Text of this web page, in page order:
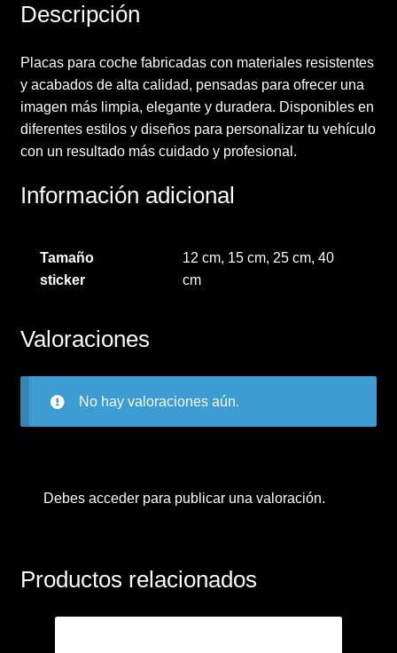
Descripción
Placas para coche fabricadas con materiales resistentes
y acabados de alta calidad, pensadas para ofrecer una
imagen más limpia, elegante y duradera. Disponibles en
diferentes estilos y diseños para personalizar tu vehículo
con un resultado más cuidado y profesional.
Información adicional
Tamaño
sticker
12 cm, 15 cm, 25 cm, 40
cm
Valoraciones
No hay valoraciones aún.
Debes accederpara publicar una valoración.
Productos relacionados